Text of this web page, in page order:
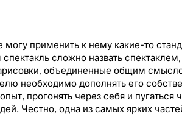
могу применить к нему какие-то
сложно назвать
объединенные общим
необходимо дополнять его
прогонять через себя и пугаться
Честно, одна из самых ярких